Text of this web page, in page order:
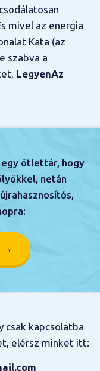
mivel az energia
Kata (az
szabva a
LegyenAz
egy ötlettár, hogy
netán
csak kapcsolatba
elérsz minket itt: